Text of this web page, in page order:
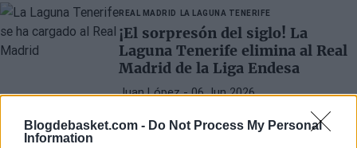
Blogdebasket.com - Do Not Process My Personal
Information
analizar el batacazo y reconocer las
carencias defensivas que marcaron el tramo
final de la campaña.
REAL MADRID LA LAGUNA TENERIFE
¡El sorpresón del siglo! La
Laguna Tenerife elimina al Real
Madrid de la Liga Endesa
Juan López- 06 Jun 2026
Victoria del conjunto canario en el Movistar
Arena: Los de Scariolo se despiden sin